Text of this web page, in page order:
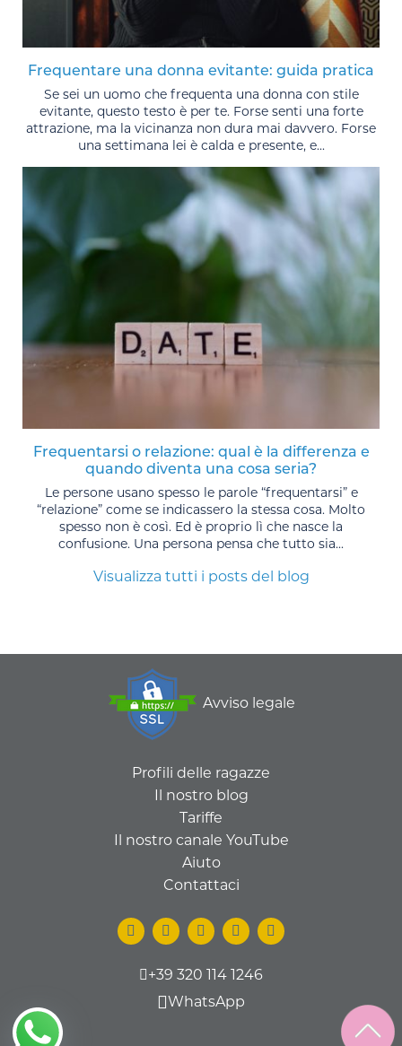
Frequentare una donna evitante: guida pratica
Se sei un uomo che frequenta una donna con stile
evitante, questo testo è per te. Forse senti una forte
attrazione, ma la vicinanza non dura mai davvero. Forse
una settimana lei è calda e presente, e...
Frequentarsi o relazione: qual è la differenza e
quando diventa una cosa seria?
Le persone usano spesso le parole “frequentarsi” e
“relazione” come se indicassero la stessa cosa. Molto
spesso non è così. Ed è proprio lì che nasce la
confusione. Una persona pensa che tutto sia...
Visualizza tutti i posts del blog
Avviso legale
Profili delle ragazze
Il nostro blog
Tariffe
Il nostro canale YouTube
Aiuto
Contattaci
+39 320 114 1246
WhatsApp